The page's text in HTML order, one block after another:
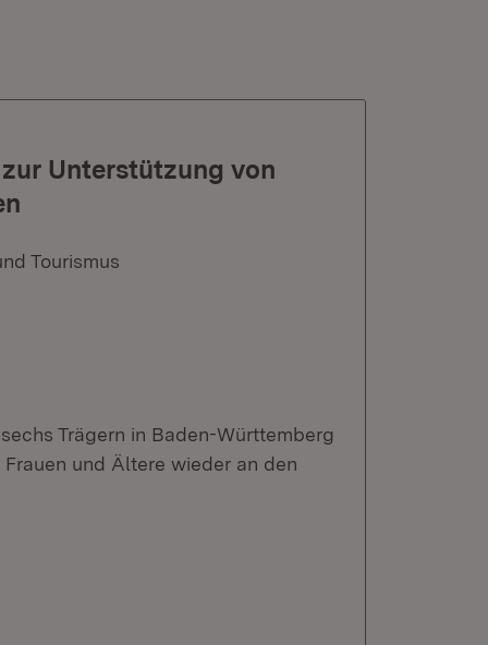
Unterstützung von
Tourismus
Trägern in Baden-Württemberg
und Ältere wieder an den